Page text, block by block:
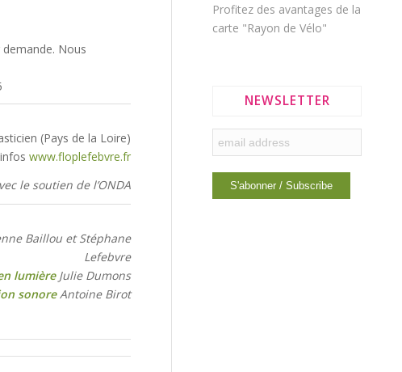
Nous
(Pays de la Loire)
www.floplefebvre.fr
le soutien de l’ONDA
Baillou et Stéphane
Lefebvre
lumièreJulie Dumons
sonoreAntoine Birot
Profitez des avantages de la
carte "Rayon de Vélo"
NEWSLETTER